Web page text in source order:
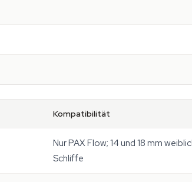
Kompatibilität
Nur PAX Flow; 14 und 18 mm
Schliffe